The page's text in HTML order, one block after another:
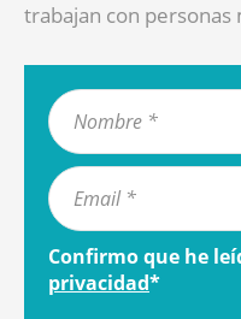
trabajan con
Confirmo que he
privacidad*